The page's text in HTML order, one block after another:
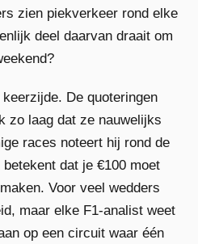
zien piekverkeer rond elke
deel daarvan draait om
De quoteringen
zo laag dat ze nauwelijks
races noteert hij rond de
dat je €100 moet
Voor veel wedders
maar elke F1-analist weet
op een circuit waar één